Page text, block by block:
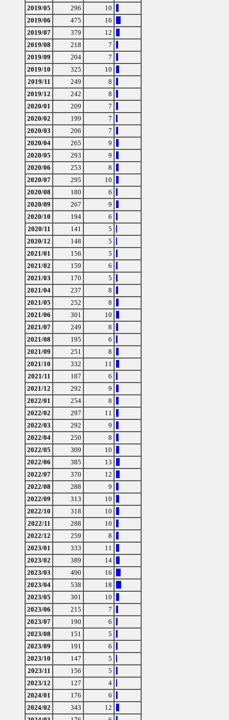
2019/05
296
10
2019/06
475
16
2019/07
379
12
2019/08
218
7
2019/09
204
7
2019/10
325
10
2019/11
249
8
2019/12
242
8
2020/01
209
7
2020/02
199
7
2020/03
206
7
2020/04
265
9
2020/05
293
9
2020/06
253
8
2020/07
295
10
2020/08
180
6
2020/09
267
9
2020/10
194
6
2020/11
141
5
2020/12
148
5
2021/01
156
5
2021/02
159
6
2021/03
170
5
2021/04
237
8
2021/05
252
8
2021/06
301
10
2021/07
249
8
2021/08
195
6
2021/09
251
8
2021/10
332
11
2021/11
187
6
2021/12
292
9
2022/01
254
8
2022/02
297
11
2022/03
292
9
2022/04
250
8
2022/05
309
10
2022/06
385
13
2022/07
370
12
2022/08
288
9
2022/09
313
10
2022/10
318
10
2022/11
288
10
2022/12
259
8
2023/01
333
11
2023/02
389
14
2023/03
490
16
2023/04
538
18
2023/05
301
10
2023/06
215
7
2023/07
190
6
2023/08
151
5
2023/09
191
6
2023/10
147
5
2023/11
156
5
2023/12
127
4
2024/01
176
6
2024/02
343
12